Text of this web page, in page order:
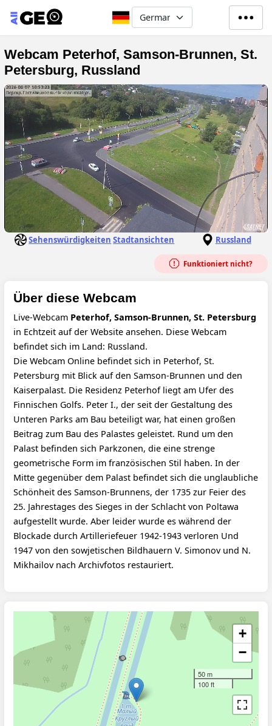
Direkt zum Inhalt
Select your language
Webcam Peterhof, Samson-Brunnen, St.
Petersburg, Russland
Sehenswürdigkeiten Stadtansichten Russland
Funktioniert nicht?
Über diese Webcam
Live-Webcam Peterhof, Samson-Brunnen, St. Petersburg
in Echtzeit auf der Website ansehen. Diese Webcam
befindet sich im Land: Russland.
Die Webcam Online befindet sich in Peterhof, St.
Petersburg mit Blick auf den Samson-Brunnen und den
Kaiserpalast. Die Residenz Peterhof liegt am Ufer des
Finnischen Golfs. Peter I., der seit der Gestaltung des
Unteren Parks am Bau beteiligt war, hat einen großen
Beitrag zum Bau des Palastes geleistet. Rund um den
Palast befinden sich Parkzonen, die eine strenge
geometrische Form im französischen Stil haben. In der
Mitte gegenüber dem Palast befindet sich die unglaubliche
Schönheit des Samson-Brunnens, der 1735 zur Feier des
25. Jahrestages des Sieges in der Schlacht von Poltawa
aufgestellt wurde. Aber leider wurde es während der
Blockade durch Artilleriefeuer 1942-1943 verloren Und
1947 von den sowjetischen Bildhauern V. Simonov und N.
Mikhailov nach Archivfotos restauriert.
+
−
50 m
100 ft